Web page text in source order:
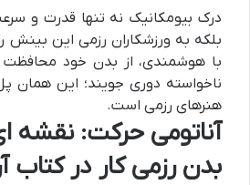
درک بیومکانیک نه تنها قدرت و
بلکه به ورزشکاران رزمی این
با هوشمندی، از بدن خود
ناخواسته دوری جویند؛ این همان
هنرهای رزمی است.
آناتومی حرکت: نقشه
بدن رزمی کار در کتاب